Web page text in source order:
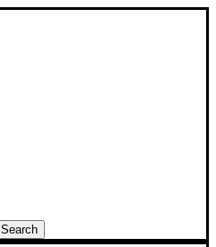
Search